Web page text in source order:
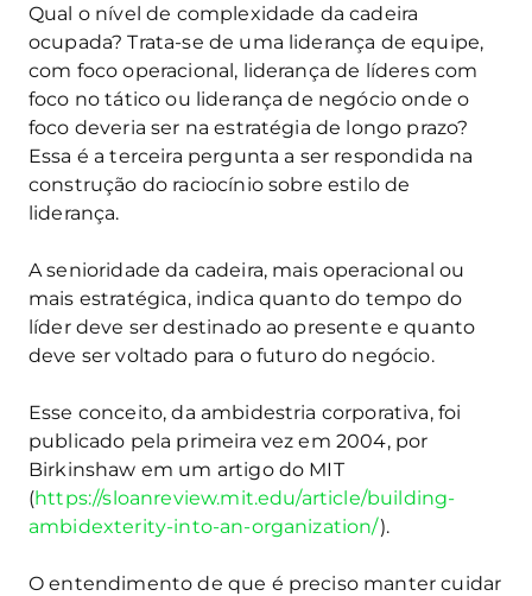
Qual o nível de complexidade da cadeira
ocupada? Trata-se de uma liderança de equipe,
com foco operacional, liderança de líderes com
foco no tático ou liderança de negócio onde o
foco deveria ser na estratégia de longo prazo?
Essa é a terceira pergunta a ser respondida na
construção do raciocínio sobre estilo de
liderança.
A senioridade da cadeira, mais operacional ou
mais estratégica, indica quanto do tempo do
líder deve ser destinado ao presente e quanto
deve ser voltado para o futuro do negócio.
Esse conceito, da ambidestria corporativa, foi
publicado pela primeira vez em 2004, por
Birkinshaw em um artigo do MIT
(https://sloanreview.mit.edu/article/building-
ambidexterity-into-an-organization/).
O entendimento de que é preciso manter cuidar